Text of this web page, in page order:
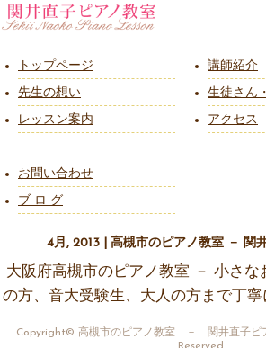
トップページ
先生の想い
レッスン案内
講師紹介
生徒さん
アクセス
お問い合わせ
ブ ロ グ
4月, 2013 | 高槻市のピアノ教室 － 関
大阪府高槻市のピアノ教室 － 小さな
の方、音大受験生、大人の方まで丁寧
Copyright© 高槻市のピアノ教室 － 関井直子ピ